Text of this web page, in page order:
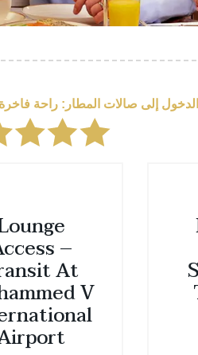
إلى صالات المطار: راحة
–
At
V